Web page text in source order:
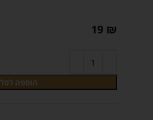
19 ₪
הוספה לסל